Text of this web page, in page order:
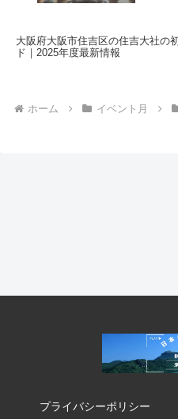
大阪府大阪市住吉区の住吉大社の
ド｜2025年度最新情報
ホーム イベント月
プライバシーポリシー